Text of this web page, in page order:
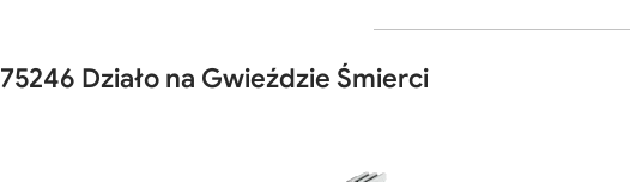
75246 Działo na Gwieździe Śmierci